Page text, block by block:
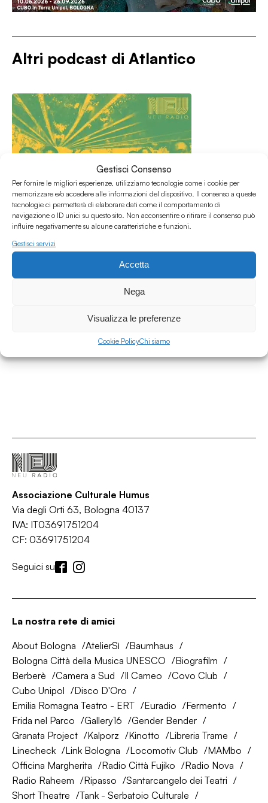
Gestisci Consenso
Per fornire le migliori esperienze, utilizziamo tecnologie come i cookie per
memorizzare e/o accedere alle informazioni del dispositivo. Il consenso a queste
tecnologie ci permetterà di elaborare dati come il comportamento di
navigazione o ID unici su questo sito. Non acconsentire o ritirare il consenso può
influire negativamente su alcune caratteristiche e funzioni.
Gestisci servizi
Accetta
Nega
Visualizza le preferenze
Cookie PolicyChi siamo
Altri podcast di Atlantico
Atlantico #44 - A Dedication to Orchestra
/ /
Associazione Culturale Humus
Via degli Orti 63, Bologna 40137
IVA: IT03691751204
CF: 03691751204
Seguici su
La nostra rete di amici
About Bologna AtelierSì
Baumhaus
Bologna Città della Musica UNESCO
Biografilm
Berberè
Camera a Sud Il Cameo
Covo Club
Cubo Unipol
Disco D'Oro
Emilia Romagna Teatro - ERT
Euradio
Fermento
Frida nel Parco
Gallery16
Gender Bender
Granata Project
Kalporz Kinotto
Libreria Trame
Linecheck
Link Bologna Locomotiv Club
MAMbo
Officina Margherita
Radio Città Fujiko
Radio Nova
Radio Raheem
Ripasso
Santarcangelo dei Teatri
Short Theatre
Tank - Serbatoio Culturale